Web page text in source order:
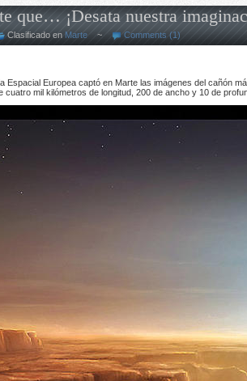
que… ¡Desata nuestra
Clasificado en Marte ~ Comments (1)
Espacial Europea captó en Marte las imágenes del cañón
mil kilómetros de longitud, 200 de ancho y 10 de